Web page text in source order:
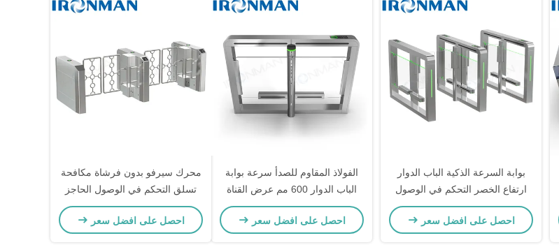
بوابة السرعة الذكية الباب الدوار
ارتفاع الخصر التحكم في الوصول
AC220V
احصل على افضل سعر
الفولاذ المقاوم للصدأ سرعة بوابة
الباب الدوار 600 مم عرض القناة
للمكتبة / Hoverport
احصل على افضل سعر
محرك سيرفو بدون فرشاة مكافحة
تسلق التحكم في الوصول الحاجز
المتحرك للسلع التناوبية للمتجر
احصل على افضل سعر